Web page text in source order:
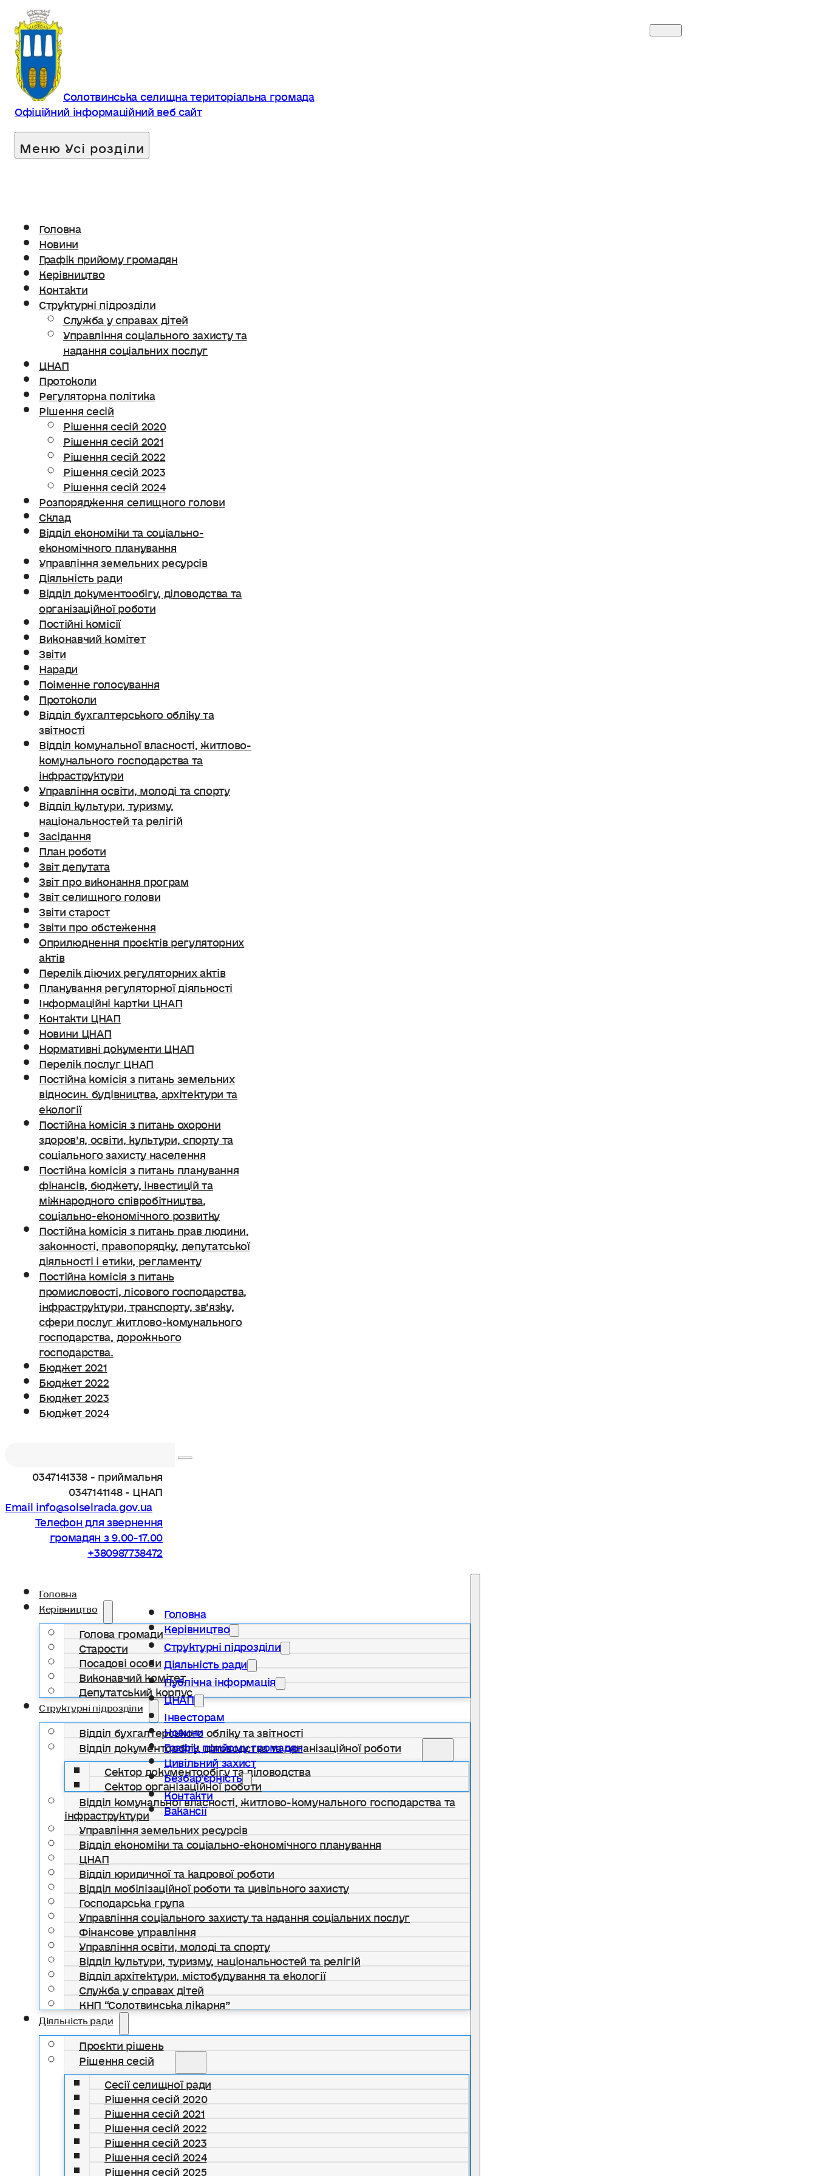
Солотвинська селищна територіальна громада
Офіційний інформаційний веб сайт
Головна
Новини
Графік прийому громадян
Керівництво
Контакти
Структурні підрозділи
Служба у справах дітей
Управління соціального захисту та
надання соціальних послуг
ЦНАП
Протоколи
Регуляторна політика
Рішення сесій
Рішення сесій 2020
Рішення сесій 2021
Рішення сесій 2022
Рішення сесій 2023
Рішення сесій 2024
Розпорядження селищного голови
Склад
Відділ економіки та соціально-
економічного планування
Управління земельних ресурсів
Діяльність ради
Відділ документообігу, діловодства та
організаційної роботи
Постійні комісії
Виконавчий комітет
Звіти
Наради
Поіменне голосування
Протоколи
Відділ бухгалтерського обліку та
звітності
Відділ комунальної власності, житлово-
комунального господарства та
інфраструктури
Управління освіти, молоді та спорту
Відділ культури, туризму,
національностей та релігій
Засідання
План роботи
Звіт депутата
Звіт про виконання програм
Звіт селищного голови
Звіти старост
Звіти про обстеження
Оприлюднення проєктів регуляторних
актів
Перелік діючих регуляторних актів
Планування регуляторної діяльності
Інформаційні картки ЦНАП
Контакти ЦНАП
Новини ЦНАП
Нормативні документи ЦНАП
Перелік послуг ЦНАП
Постійна комісія з питань земельних
відносин. будівництва, архітектури та
екології
Постійна комісія з питань охорони
здоров’я, освіти, культури, спорту та
соціального захисту населення
Постійна комісія з питань планування
фінансів, бюджету, інвестицій та
міжнародного співробітництва,
соціально-економічного розвитку
Постійна комісія з питань прав людини,
законності, правопорядку, депутатської
діяльності і етики, регламенту
Постійна комісія з питань
промисловості, лісового господарства,
інфраструктури, транспорту, зв’язку,
сфери послуг житлово-комунального
господарства, дорожнього
господарства.
Бюджет 2021
Бюджет 2022
Бюджет 2023
Бюджет 2024
0347141338 - приймальня
0347141148 - ЦНАП
Email info@solselrada.gov.ua
Телефон для звернення
громадян з 9.00-17.00
+380987738472
Головна
Керівництво
Голова громади
Старости
Посадові особи
Виконавчий комітет
Депутатський корпус
Структурні підрозділи
Відділ бухгалтерського обліку та звітності
Відділ документообігу, діловодства та організаційної роботи
Сектор документообігу та діловодства
Сектор організаційної роботи
Відділ комунальної власності, житлово-комунального господарства та
інфраструктури
Управління земельних ресурсів
Відділ економіки та соціально-економічного планування
ЦНАП
Відділ юридичної та кадрової роботи
Відділ мобілізаційної роботи та цивільного захисту
Господарська група
Управління соціального захисту та надання соціальних послуг
Фінансове управління
Управління освіти, молоді та спорту
Відділ культури, туризму, національностей та релігій
Відділ архітектури, містобудування та екології
Служба у справах дітей
КНП “Солотвинська лікарня”
Діяльність ради
Проєкти рішень
Рішення сесій
Сесії селищної ради
Рішення сесій 2020
Рішення сесій 2021
Рішення сесій 2022
Рішення сесій 2023
Рішення сесій 2024
Рішення сесій 2025
Головна
Керівництво
Структурні підрозділи
Діяльність ради
Публічна інформація
ЦНАП
Інвесторам
Новини
Графік прийому громадян
Цивільний захист
Безбар’єрність
Контакти
Вакансії